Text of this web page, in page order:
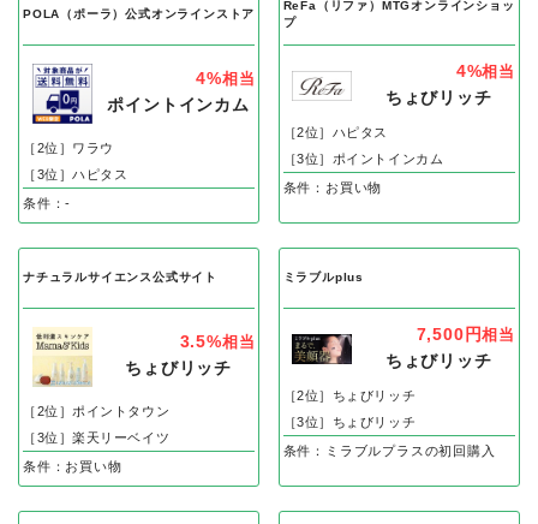
POLA（ポーラ）公式オンラインストア
4%相当
ポイントインカム
［2位］ワラウ
［3位］ハピタス
条件：-
ReFa（リファ）MTGオンラインショッ
プ
4%相当
ちょびリッチ
［2位］ハピタス
［3位］ポイントインカム
条件：お買い物
ナチュラルサイエンス公式サイト
3.5%相当
ちょびリッチ
［2位］ポイントタウン
［3位］楽天リーベイツ
条件：お買い物
ミラブルplus
7,500円相当
ちょびリッチ
［2位］ちょびリッチ
［3位］ちょびリッチ
条件：ミラブルプラスの初回購入